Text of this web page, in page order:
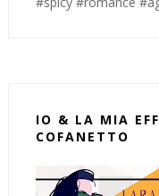
IO & LA MIA
COFANETTO